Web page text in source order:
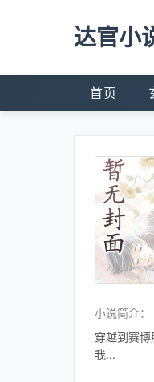
达官小
首页
小说简介：
穿越到赛
我...